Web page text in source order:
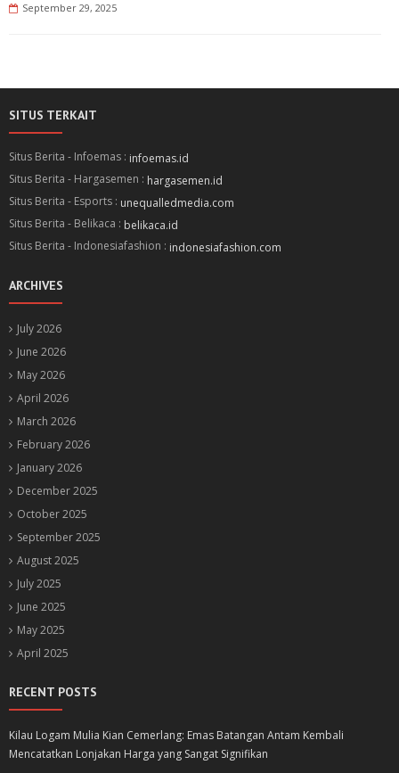
September 29, 2025
SITUS TERKAIT
Situs Berita - Infoemas : infoemas.id
Situs Berita - Hargasemen : hargasemen.id
Situs Berita - Esports : unequalledmedia.com
Situs Berita - Belikaca : belikaca.id
Situs Berita - Indonesiafashion : indonesiafashion.com
ARCHIVES
July 2026
June 2026
May 2026
April 2026
March 2026
February 2026
January 2026
December 2025
October 2025
September 2025
August 2025
July 2025
June 2025
May 2025
April 2025
RECENT POSTS
Kilau Logam Mulia Kian Cemerlang: Emas Batangan Antam Kembali
Mencatatkan Lonjakan Harga yang Sangat Signifikan